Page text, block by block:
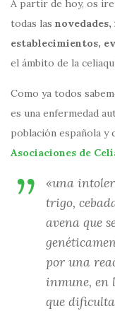
A partir de hoy, os
todas las
establecimientos,
el ámbito de la
Como ya todos
es una enfermedad
población española y
Asociaciones de
«una
trigo,
avena que
por una
inmune, en
que